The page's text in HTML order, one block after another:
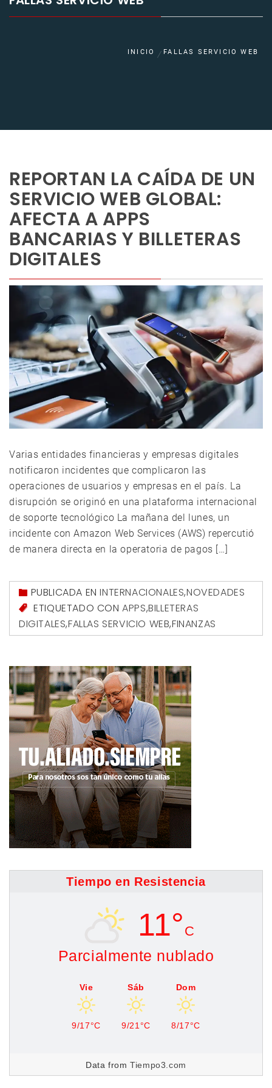
INICIO FALLAS SERVICIO WEB
REPORTAN LA CAÍDA DE UN
SERVICIO WEB GLOBAL:
AFECTA A APPS
BANCARIAS Y BILLETERAS
DIGITALES
Varias entidades financieras y empresas digitales
notificaron incidentes que complicaron las
operaciones de usuarios y empresas en el país. La
disrupción se originó en una plataforma internacional
de soporte tecnológico La mañana del lunes, un
incidente con Amazon Web Services (AWS) repercutió
de manera directa en la operatoria de pagos […]
PUBLICADA ENINTERNACIONALES,NOVEDADES
ETIQUETADO CONAPPS,BILLETERAS
DIGITALES,FALLAS SERVICIO WEB,FINANZAS
Tiempo en Resistencia
11° C
Parcialmente nublado
Vie
9/17°C
Sáb
9/21°C
Dom
8/17°C
Data fromTiempo3.com